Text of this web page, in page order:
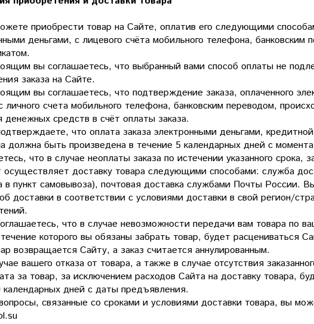
приобрести товар на Сайте, оплатив его следующими
деньгами, с лицевого счёта мобильного телефона,
вы соглашаетесь, что выбранный вами способ оплаты не
заказа на Сайте.
вы соглашаетесь, что подтверждение заказа, оплаченного
личного счета мобильного телефона, банковским переводом,
денежных средств в счёт оплаты заказа.
что оплата заказа электронными деньгами,
должна быть произведена в течение 5 календарных дней с
что в случае неоплаты заказа по истечении указанного срока,
доставку товара следующими способами: служба
в пункт самовывоза), почтовая доставка службами Почты России.
доставки в соответствии с условиями доставки в свой регион/
что в случае невозможности передачи вам товара по
которого вы обязаны забрать товар, будет расцениваться
возвращается Сайту, а заказ считается аннулированным.
вашего отказа от товара, а также в случае отсутствия
за товар, за исключением расходов Сайта на доставку товара,
календарных дней с даты предъявления.
связанные со сроками и условиями доставки товара, вы